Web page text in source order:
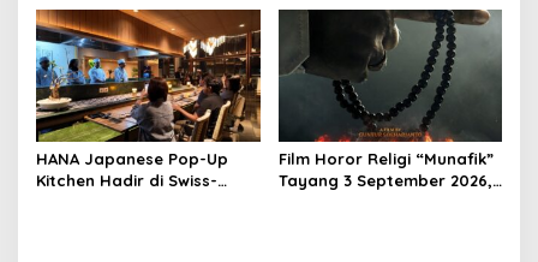
Rasa Khas Nusantara
Sukabumi
HANA Japanese Pop-Up
Kitchen Hadir di Swiss-
Film Horor Religi “Munafik”
Tayang 3 September 2026,